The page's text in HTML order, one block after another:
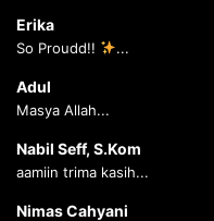
Erika
So Proudd!! ...
Adul
Masya Allah...
Nabil Seff, S.Kom
aamiin trima kasih...
Nimas Cahyani